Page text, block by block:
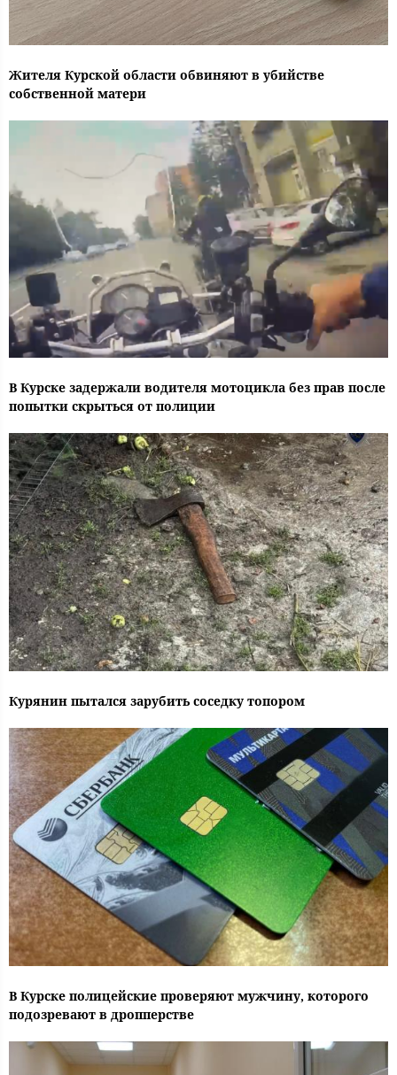
Жителя Курской области обвиняют в убийстве
собственной матери
В Курске задержали водителя мотоцикла без прав после
попытки скрыться от полиции
Курянин пытался зарубить соседку топором
В Курске полицейские проверяют мужчину, которого
подозревают в дропперстве